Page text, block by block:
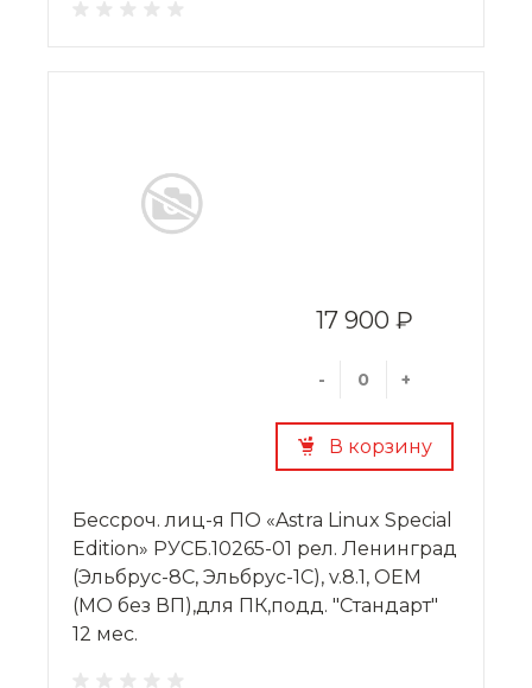
17 900 ₽
- +
В корзину
Бессроч. лиц-я ПО «Astra Linux Special
Edition» РУСБ.10265-01 рел. Ленинград
(Эльбрус-8С, Эльбрус-1С), v.8.1, OEM
(МО без ВП),для ПК,подд. "Стандарт"
12 мес.